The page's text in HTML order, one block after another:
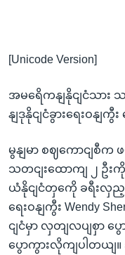
[Unicode Version]
အမရေိကနျနိုငျငံသား
နျဒုနိုငျငံခွားရေးဝနျကွီ
မွနျမာ စဈကောငျစီက
သတငျးထောကျ ၂ ဦး
ယံနိုငျငံတှကေို ခရီးလှည့
ရေးဝနျကွီး Wendy
ငျငံမှာ လှတျလပျစှာ
ပွောကွားလိုကျပါတယျ